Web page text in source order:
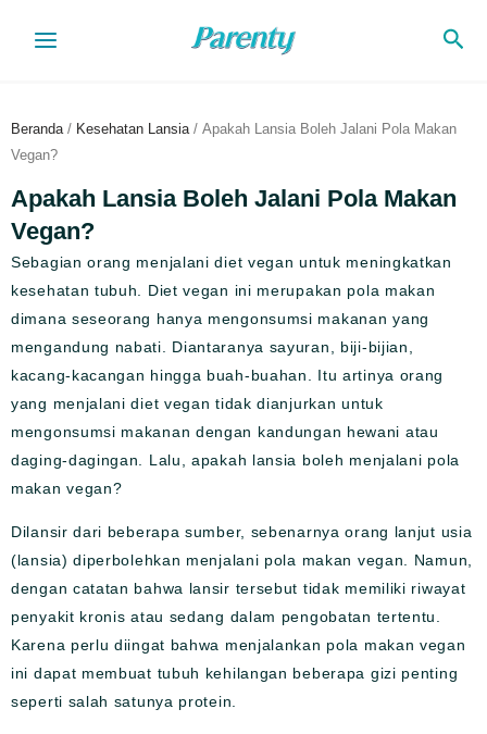
Cari
Beranda / Kesehatan Lansia / Apakah Lansia Boleh Jalani Pola Makan
Vegan?
Apakah Lansia Boleh Jalani Pola Makan
Vegan?
Sebagian orang menjalani diet vegan untuk meningkatkan
kesehatan tubuh. Diet vegan ini merupakan pola makan
dimana seseorang hanya mengonsumsi makanan yang
mengandung nabati. Diantaranya sayuran, biji-bijian,
kacang-kacangan hingga buah-buahan. Itu artinya orang
yang menjalani diet vegan tidak dianjurkan untuk
mengonsumsi makanan dengan kandungan hewani atau
daging-dagingan. Lalu, apakah lansia boleh menjalani pola
makan vegan?
Dilansir dari beberapa sumber, sebenarnya orang lanjut usia
(lansia) diperbolehkan menjalani pola makan vegan. Namun,
dengan catatan bahwa lansir tersebut tidak memiliki riwayat
penyakit kronis atau sedang dalam pengobatan tertentu.
Karena perlu diingat bahwa menjalankan pola makan vegan
ini dapat membuat tubuh kehilangan beberapa gizi penting
seperti salah satunya protein.